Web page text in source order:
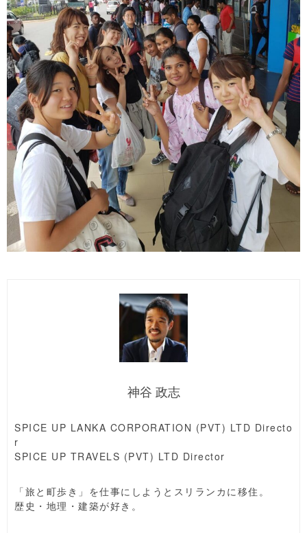
神谷 政志
SPICE UP LANKA CORPORATION (PVT) LTD Directo
r
SPICE UP TRAVELS (PVT) LTD Director
「旅と町歩き」を仕事にしようとスリランカに移住。
歴史・地理・建築が好き。